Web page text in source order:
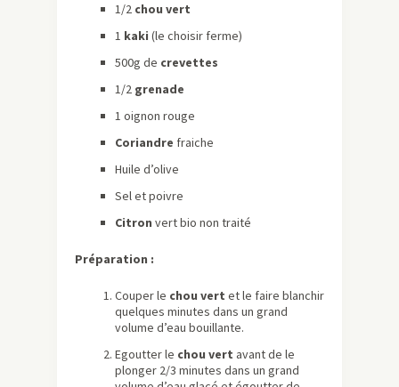
1/2 chou vert
1 kaki (le choisir ferme)
500g de crevettes
1/2 grenade
1 oignon rouge
Coriandre fraiche
Huile d’olive
Sel et poivre
Citron vert bio non traité
Préparation :
Couper le chou vert et le faire blanchir
quelques minutes dans un grand
volume d’eau bouillante.
Egoutter le chou vert avant de le
plonger 2/3 minutes dans un grand